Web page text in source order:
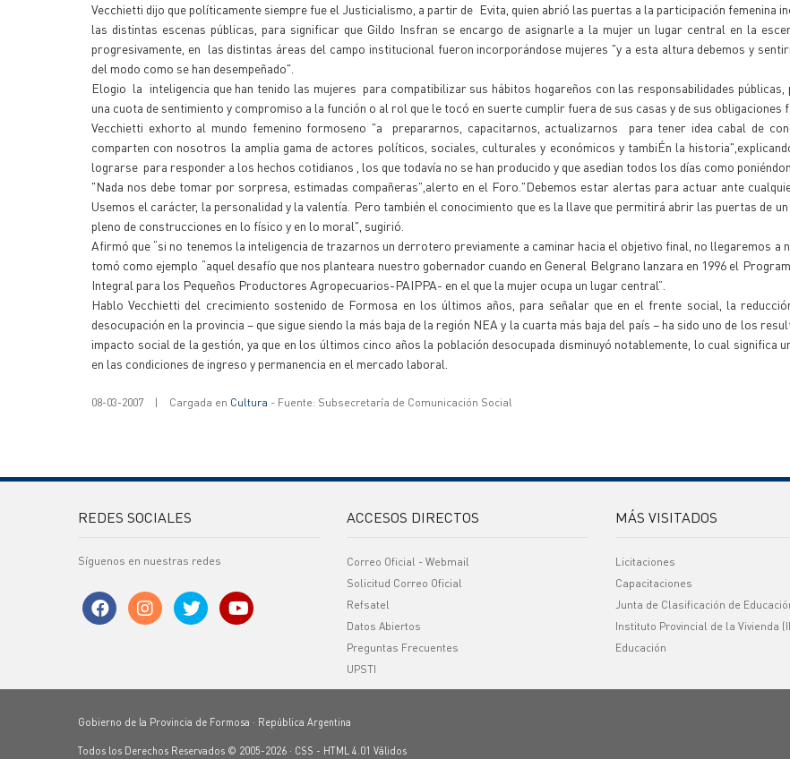
Vecchietti dijo que políticamente siempre fue el Justicialismo, a partir de Evita, quien abrió las puertas a la participación femenina
las distintas escenas públicas, para significar que Gildo Insfran se encargo de asignarle a la mujer un lugar central en la
progresivamente, en las distintas áreas del campo institucional fueron incorporándose mujeres "y a esta altura debemos y
del modo como se han desempeñado".
Elogio la inteligencia que han tenido las mujeres para compatibilizar sus hábitos hogareños con las responsabilidades
una cuota de sentimiento y compromiso a la función o al rol que le tocó en suerte cumplir fuera de sus casas y de sus obligaciones
Vecchietti exhorto al mundo femenino formoseno "a prepararnos, capacitarnos, actualizarnos para tener idea cabal de
comparten con nosotros la amplia gama de actores políticos, sociales, culturales y económicos y tambiÉn la
lograrse para responder a los hechos cotidianos , los que todavía no se han producido y que asedian todos los días como
"Nada nos debe tomar por sorpresa, estimadas compañeras",alerto en el Foro."Debemos estar alertas para actuar ante
Usemos el carácter, la personalidad y la valentía. Pero también el conocimiento que es la llave que permitirá abrir las puertas de
pleno de construcciones en lo físico y en lo moral", sugirió.
Afirmó que “si no tenemos la inteligencia de trazarnos un derrotero previamente a caminar hacia el objetivo final, no llegaremos a
tomó como ejemplo “aquel desafío que nos planteara nuestro gobernador cuando en General Belgrano lanzara en 1996 el
Integral para los Pequeños Productores Agropecuarios-PAIPPA- en el que la mujer ocupa un lugar central”.
Hablo Vecchietti del crecimiento sostenido de Formosa en los últimos años, para señalar que en el frente social, la
desocupación en la provincia – que sigue siendo la más baja de la región NEA y la cuarta más baja del país – ha sido uno de los
impacto social de la gestión, ya que en los últimos cinco años la población desocupada disminuyó notablemente, lo cual significa
en las condiciones de ingreso y permanencia en el mercado laboral.
08-03-2007 | Cargada en Cultura - Fuente: Subsecretaría de Comunicación Social
REDES SOCIALES
Síguenos en nuestras redes
ACCESOS DIRECTOS
Correo Oficial - Webmail
Solicitud Correo Oficial
Refsatel
Datos Abiertos
Preguntas Frecuentes
UPSTI
MÁS VISITADOS
Licitaciones
Capacitaciones
Junta de Clasificación de
Instituto Provincial de la Vivienda
Educación
Gobierno de la Provincia de Formosa · República Argentina
Todos los Derechos Reservados © 2005-2026 · CSS - HTML 4.01 Válidos